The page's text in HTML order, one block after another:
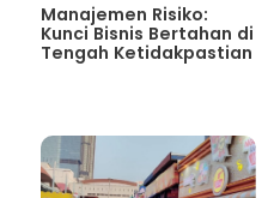
Manajemen Risiko:
Kunci Bisnis Bertahan di
Tengah Ketidakpastian